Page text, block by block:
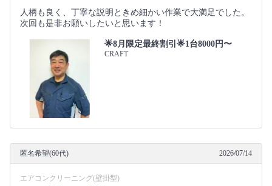
人柄も良く、丁寧な説明ときめ細かい作業で大満足でした。
次回も是非お願いしたいと思います！
🌟8月限定最終割引🌟1台8000円〜
CRAFT
匿名希望(60代) 2026/07/14
エアコンクリーニング(壁掛型)